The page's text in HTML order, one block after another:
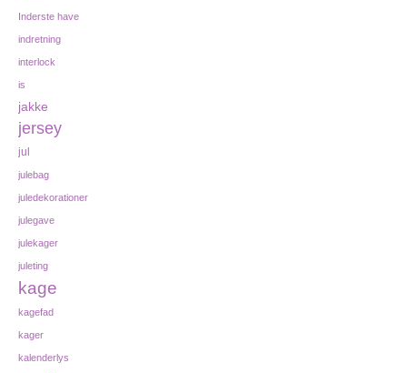
Inderste have
indretning
interlock
is
jakke
jersey
jul
julebag
juledekorationer
julegave
julekager
juleting
kage
kagefad
kager
kalenderlys